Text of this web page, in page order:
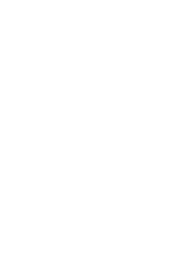
ist der